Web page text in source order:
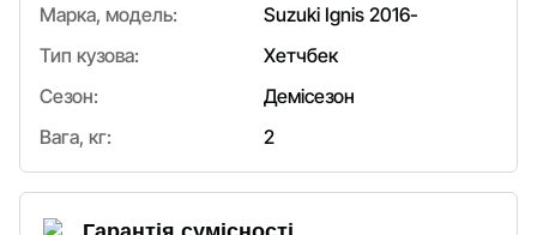
Марка, модель:
Suzuki Ignis 2016-
Тип кузова:
Хетчбек
Сезон:
Демісезон
Вага, кг:
2